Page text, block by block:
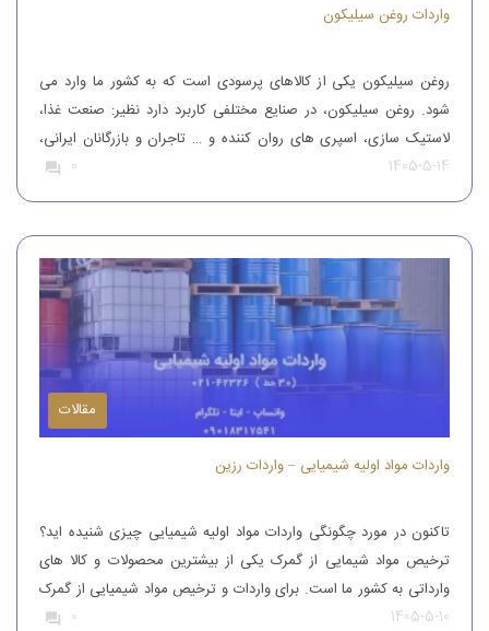
واردات روغن سیلیکون
روغن سیلیکون یکی از کالاهای پرسودی است که به کشور ما وارد می
شود. روغن سیلیکون، در صنایع مختلفی کاربرد دارد نظیر: صنعت غذا،
لاستیک سازی، اسپری های روان کننده و … تاجران و بازرگانان ایرانی،
این محصول را از کشورهای همچون آلمان، ایتالیا، ترکیه و چین وارد
کشور می کنند تا بدین طریق نیاز […]
1405-5-14
0
مقالات
واردات مواد اولیه شیمیایی – واردات رزین
تاکنون در مورد چگونگی واردات مواد اولیه شیمیایی چیزی شنیده اید؟
ترخیص مواد شیمایی از گمرک یکی از بیشترین محصولات و کالا های
وارداتی به کشور ما است. برای واردات و ترخیص مواد شیمیایی از گمرک
باید به افراد با تجربه رجوع کرد. افرادی که بتوانند مواد شیمیایی درجه
1405-5-10
0